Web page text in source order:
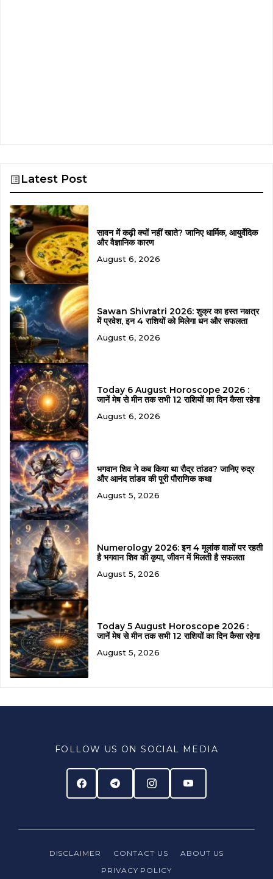
Latest Post
सावन में कढ़ी क्यों नहीं खाते? जानिए धार्मिक, आयुर्वेदिक
और वैज्ञानिक कारण
August 6, 2026
Sawan Shivratri 2026: शुक्र का हस्त नक्षत्र
में प्रवेश, इन 4 राशियों को मिलेगा धन और सफलता
August 6, 2026
Today 6 August Horoscope 2026 :
जानें मेष से मीन तक सभी 12 राशियों का दिन कैसा रहेगा
August 6, 2026
भगवान शिव ने कब किया था रौद्र तांडव? जानिए रुद्र
और आनंद तांडव की पूरी पौराणिक कथा
August 5, 2026
Numerology 2026: इन 4 मूलांक वालों पर रहती
है भगवान शिव की कृपा, जीवन में मिलती है सफलता
August 5, 2026
Today 5 August Horoscope 2026 :
जानें मेष से मीन तक सभी 12 राशियों का दिन कैसा रहेगा
August 5, 2026
FOLLOW US ON SOCIAL MEDIA
DISCLAIMER CONTACT US
ABOUT US
PRIVACY POLICY